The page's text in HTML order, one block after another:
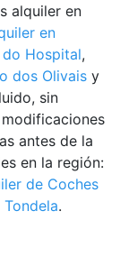
alquiler en
en
Hospital,
dos Olivais y
sin
antes de la
en la región:
de Coches
.